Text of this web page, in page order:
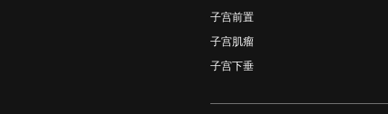
子宫前置
子宫肌瘤
子宫下垂